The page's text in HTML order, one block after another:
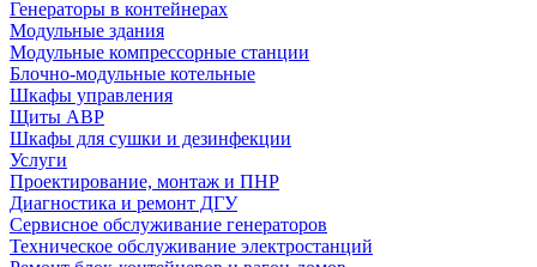
Генераторы в контейнерах
Модульные здания
Модульные компрессорные станции
Блочно-модульные котельные
Шкафы управления
Щиты АВР
Шкафы для сушки и дезинфекции
Услуги
Проектирование, монтаж и ПНР
Диагностика и ремонт ДГУ
Сервисное обслуживание генераторов
Техническое обслуживание электростанций